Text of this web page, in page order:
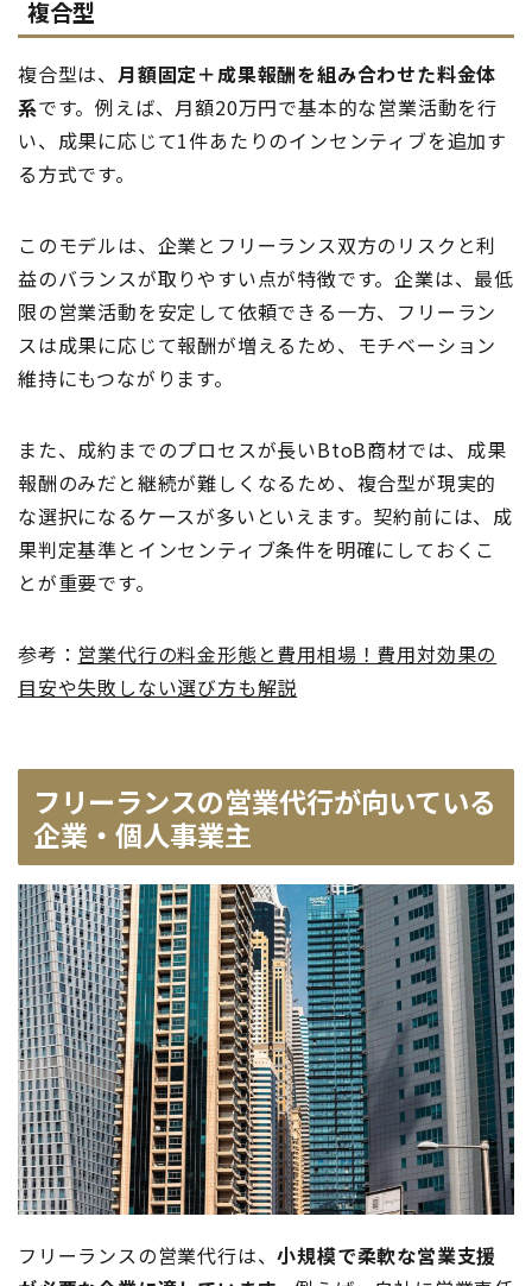
複合型
複合型は、 月額固定＋成果報酬を組み合わせた料金体
系です。例えば、月額20万円で基本的な営業活動を行
い、成果に応じて1件あたりのインセンティブを追加す
る方式です。
このモデルは、企業とフリーランス双方のリスクと利
益のバランスが取りやすい点が特徴です。企業は、最低
限の営業活動を安定して依頼できる一方、フリーラン
スは成果に応じて報酬が増えるため、モチベーション
維持にもつながります。
また、成約までのプロセスが長いBtoB商材では、成果
報酬のみだと継続が難しくなるため、複合型が現実的
な選択になるケースが多いといえます。契約前には、成
果判定基準とインセンティブ条件を明確にしておくこ
とが重要です。
参考： 営業代行の料金形態と費用相場！費用対効果の
目安や失敗しない選び方も解説
フリーランスの営業代行が向いている
企業・個人事業主
フリーランスの営業代行は、小規模で柔軟な営業支援